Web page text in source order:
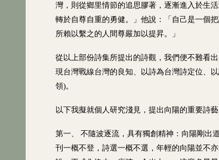
灣，則從鄉里情節的追思膠著，逐漸進入於生
轉於自尊自重的勇健。」他說：「自己是一個
所賴以繫之的人間尊嚴加以提昇。」
從以上部份詩集所提出的詩觀，我們便不難看
現台灣戰線台灣的良知、以詩為台灣詩定位、
領)。
以下我擬就個人研究淺見，提出向陽的重要詩藝
第一、 不隨波逐流，具有獨創精神：向陽剛出
刊一概不登，詩選一概不選，年輕的向陽並不